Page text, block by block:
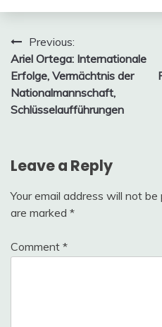
Post
navigation
Previous:
Ariel Ortega: Internationale
Erfolge, Vermächtnis der
Nationalmannschaft,
Schlüsselaufführungen
Leave a Reply
Your email address will not be
are marked *
Comment *